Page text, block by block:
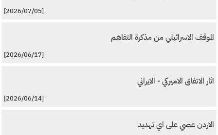
[2026/07/05]
الموقف الاسرائيلي من مذكرة التفاهم
[2026/06/17]
اثار الاتفاق الاميركي - الايراني
[2026/06/14]
الاردن عصي على اي تهديد